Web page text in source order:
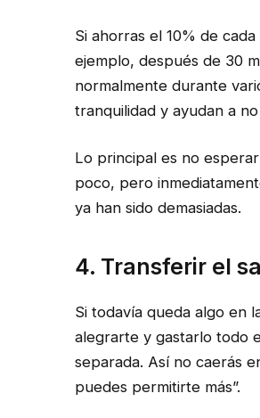
Si ahorras el 10% de
ejemplo, después de 30
normalmente durante
tranquilidad y ayudan a
Lo principal es no
poco, pero
ya han sido demasiadas.
4. Transferir el
Si todavía queda algo en
alegrarte y gastarlo todo
separada. Así no caerás
puedes permitirte más”.